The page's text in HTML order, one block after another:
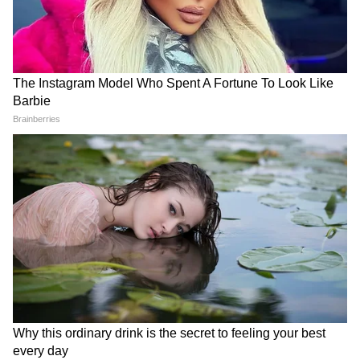
Chinsurah | বিধায়কের এক ধমকেই কেমন
'মিনমিন' করছে ঠিকাদার, মুহূর্তে বদলে গেল
ছবি!